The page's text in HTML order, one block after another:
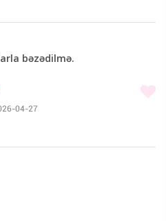
bəzədilmə.
04-27